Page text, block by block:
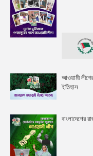
আওয়ামী
ইতিহাস
বাংলাদেশের